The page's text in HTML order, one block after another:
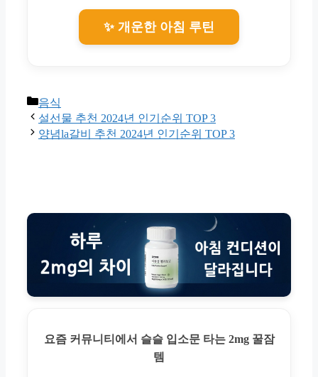
✨ 개운한 아침 루틴
Categories
음식
설선물 추천 2024년 인기순위 TOP 3
양념la갈비 추천 2024년 인기순위 TOP 3
요즘 커뮤니티에서 슬슬 입소문 타는 2mg 꿀잠
템